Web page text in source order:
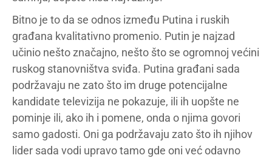
Bitno je to da se odnos između Putina i ruskih
građana kvalitativno promenio. Putin je najzad
učinio nešto značajno, nešto što se ogromnoj većini
ruskog stanovništva sviđa. Putina građani sada
podržavaju ne zato što im druge potencijalne
kandidate televizija ne pokazuje, ili ih uopšte ne
pominje ili, ako ih i pomene, onda o njima govori
samo gadosti. Oni ga podržavaju zato što ih njihov
lider sada vodi upravo tamo gde oni već odavno